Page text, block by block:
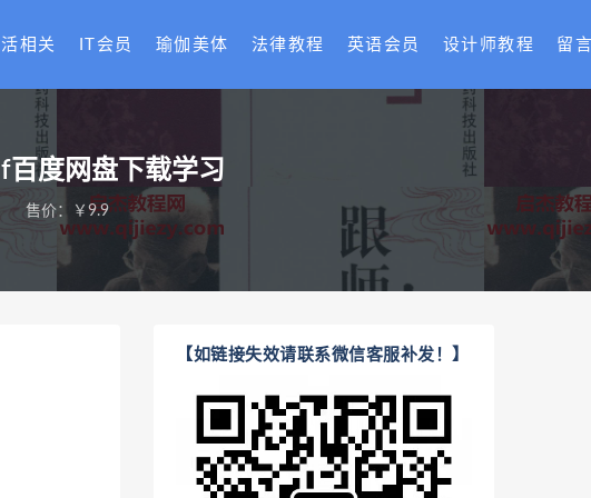
相关 IT会员 瑜伽美体 法律教程 英语会员 设计师教程 留
百度网盘下载学习
售价：￥9.9
【如链接失效请联系微信客服补发！】